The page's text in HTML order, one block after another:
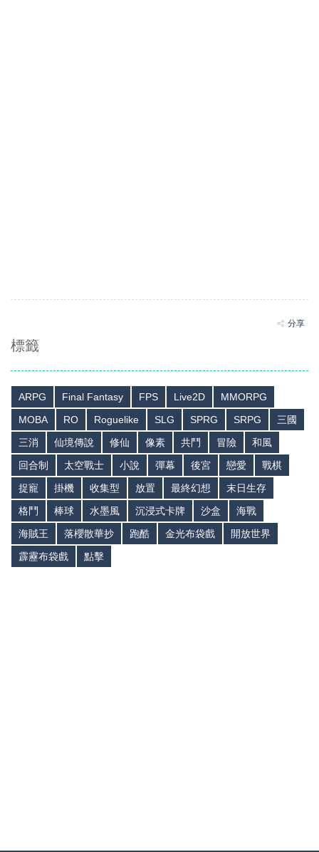
分享
標籤
ARPG Final Fantasy FPS Live2D
MMORPG
MOBA
RO Roguelike SLG SPRG SRPG
三國
三消
仙境傳說 修仙 像素 共鬥 冒險
和風
回合制
太空戰士 小說 彈幕 後宮 戀愛
戰棋
捉寵
掛機 收集型 放置 最終幻想
末日生存
格鬥
棒球 水墨風 沉浸式卡牌 沙盒
海戰
海賊王
落櫻散華抄 跑酷 金光布袋戲
開放世界
霹靂布袋戲
點擊